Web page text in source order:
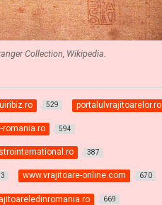
Collection, Wikipedia.
529 portalulvrajitoarelor.ro
romania.ro 594
387
www.vrajitoare-online.com 670
669